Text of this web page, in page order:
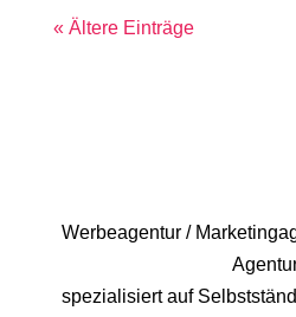
« Ältere Einträge
Werbeagentur /
spezialisiert auf